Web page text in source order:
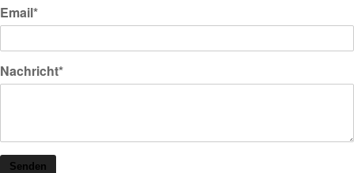
Email*
Nachricht*
Senden